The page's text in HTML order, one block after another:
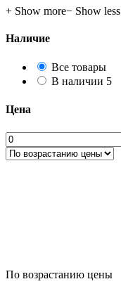
+ Show more− Show less
Наличие
Все товары
В наличии 55
Цена
По возрастанию цены